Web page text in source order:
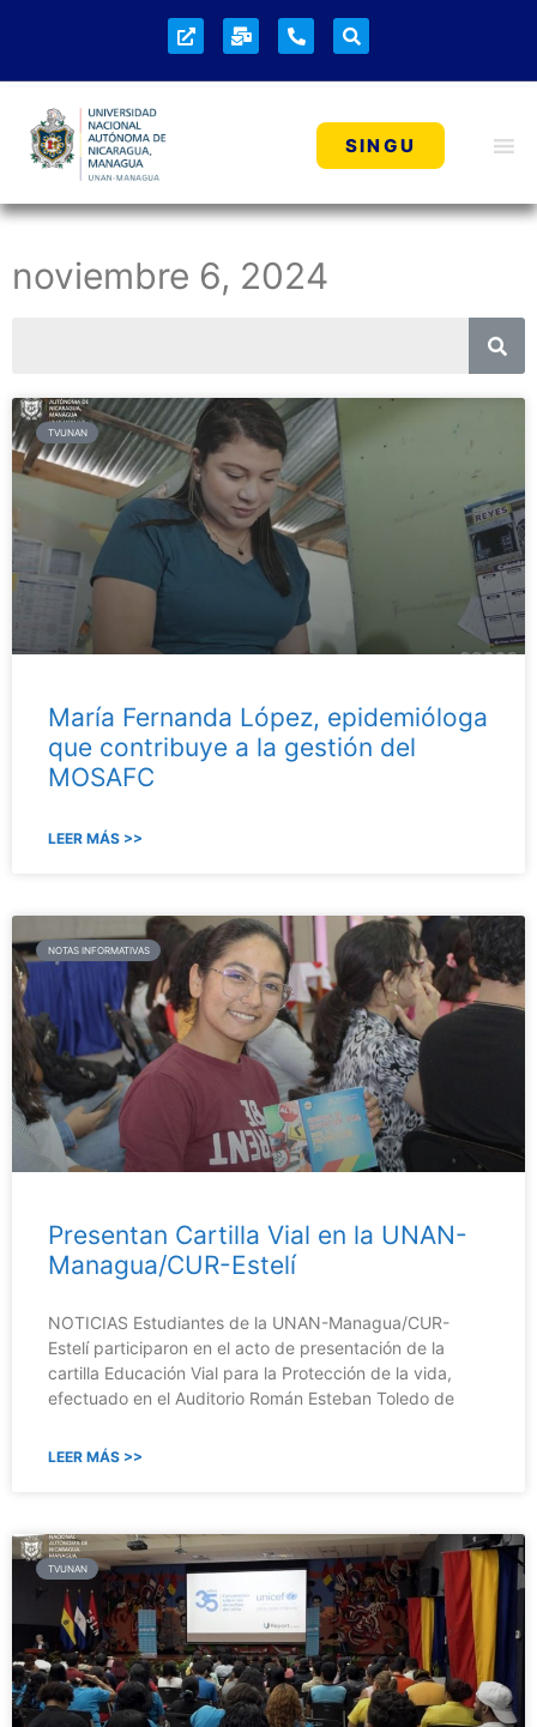
SINGU
noviembre 6, 2024
TVUNAN
María Fernanda López, epidemióloga
que contribuye a la gestión del
MOSAFC
LEER MÁS >>
NOTAS INFORMATIVAS
Presentan Cartilla Vial en la UNAN-
Managua/CUR-Estelí
NOTICIAS Estudiantes de la UNAN-Managua/CUR-
Estelí participaron en el acto de presentación de la
cartilla Educación Vial para la Protección de la vida,
efectuado en el Auditorio Román Esteban Toledo de
LEER MÁS >>
TVUNAN